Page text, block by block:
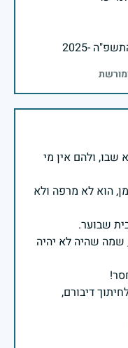
-2025
שבו, ולהם אין מי
הוא לא מרפה ולא
שהיה לא יהיה
דיבורם,